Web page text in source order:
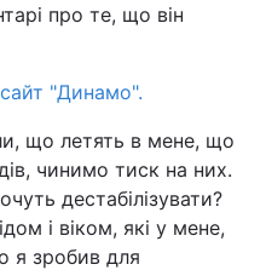
про те, що він
"Динамо".
що летять в мене, що
чинимо тиск на них.
дестабілізувати?
і віком, які у мене,
я зробив для